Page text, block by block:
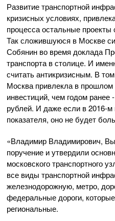
Развитие транспортной
кризисных условиях,
процесса остальные
Так сложившуюся в Москве
Собянин во время доклада
транспорта в столице. И
считать антикризисным. В
Москва привлекла в
инвестиций, чем годом
рублей. И даже если в 2016-м
показателя, оно не будет
«Владимир Владимирович,
поручение и утвердили
московского транспортного
все виды транспортной
железнодорожную, метро,
федеральные дороги,
региональные.